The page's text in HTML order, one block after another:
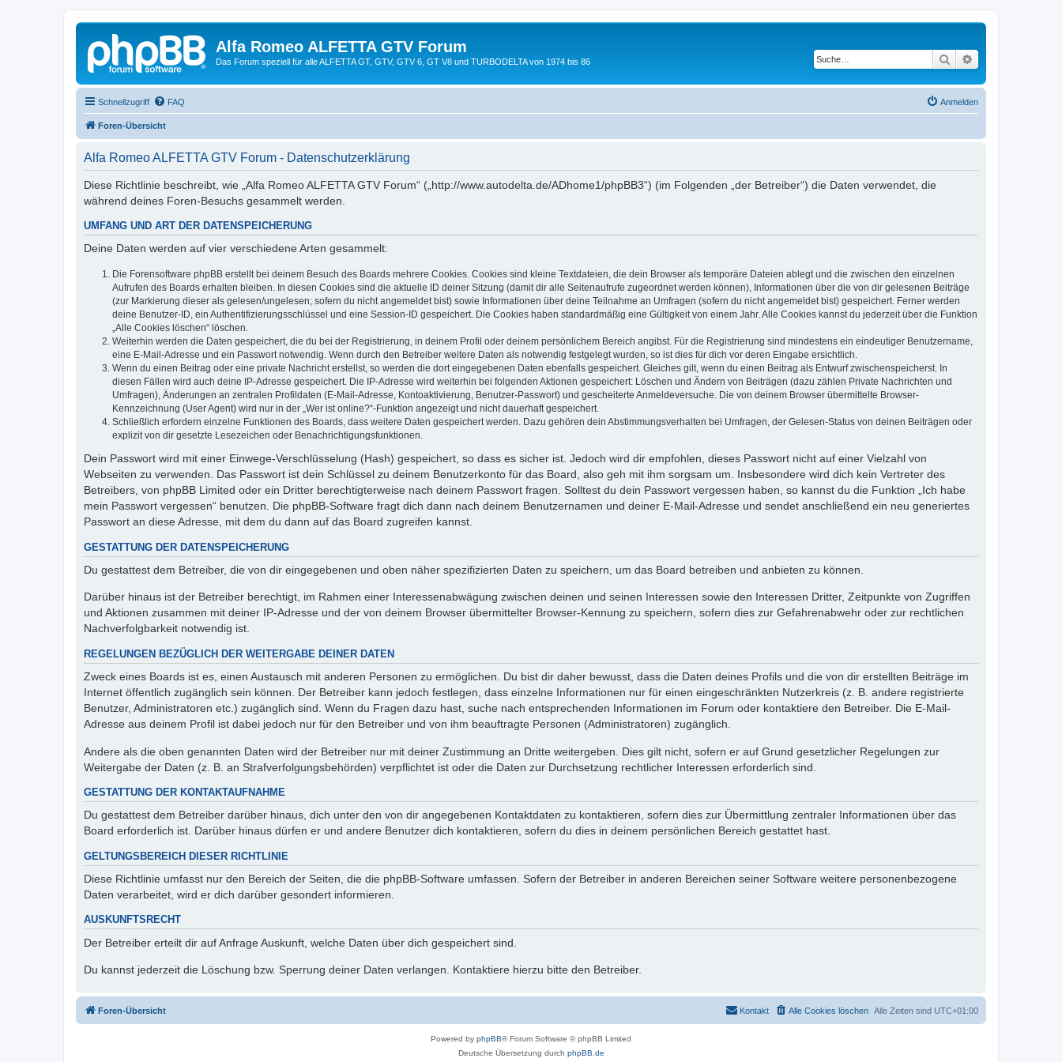
Alfa Romeo ALFETTA GTV Forum
Das Forum speziell für alle ALFETTA GT, GTV, GTV 6, GT V8 und TURBODELTA von 1974 bis 86 Suche
Schnellzugriff FAQ Anmelden
Foren-Übersicht
Alfa Romeo ALFETTA GTV Forum - Datenschutzerklärung
Diese Richtlinie beschreibt, wie „Alfa Romeo ALFETTA GTV Forum“ („http://www.autodelta.de/ADhome1/phpBB3“) (im Folgenden „der Betreiber“) die Daten verwendet, die
während deines Foren-Besuchs gesammelt werden.
UMFANG UND ART DER DATENSPEICHERUNG
Deine Daten werden auf vier verschiedene Arten gesammelt:
Die Forensoftware phpBB erstellt bei deinem Besuch des Boards mehrere Cookies. Cookies sind kleine Textdateien, die dein Browser als temporäre Dateien ablegt und die zwischen den einzelnen
Aufrufen des Boards erhalten bleiben. In diesen Cookies sind die aktuelle ID deiner Sitzung (damit dir alle Seitenaufrufe zugeordnet werden können), Informationen über die von dir gelesenen Beiträge
(zur Markierung dieser als gelesen/ungelesen; sofern du nicht angemeldet bist) sowie Informationen über deine Teilnahme an Umfragen (sofern du nicht angemeldet bist) gespeichert. Ferner werden
deine Benutzer-ID, ein Authentifizierungsschlüssel und eine Session-ID gespeichert. Die Cookies haben standardmäßig eine Gültigkeit von einem Jahr. Alle Cookies kannst du jederzeit über die Funktion
„Alle Cookies löschen“ löschen.
Weiterhin werden die Daten gespeichert, die du bei der Registrierung, in deinem Profil oder deinem persönlichem Bereich angibst. Für die Registrierung sind mindestens ein eindeutiger Benutzername,
eine E-Mail-Adresse und ein Passwort notwendig. Wenn durch den Betreiber weitere Daten als notwendig festgelegt wurden, so ist dies für dich vor deren Eingabe ersichtlich.
Wenn du einen Beitrag oder eine private Nachricht erstellst, so werden die dort eingegebenen Daten ebenfalls gespeichert. Gleiches gilt, wenn du einen Beitrag als Entwurf zwischenspeicherst. In
diesen Fällen wird auch deine IP-Adresse gespeichert. Die IP-Adresse wird weiterhin bei folgenden Aktionen gespeichert: Löschen und Ändern von Beiträgen (dazu zählen Private Nachrichten und
Umfragen), Änderungen an zentralen Profildaten (E-Mail-Adresse, Kontoaktivierung, Benutzer-Passwort) und gescheiterte Anmeldeversuche. Die von deinem Browser übermittelte Browser-
Kennzeichnung (User Agent) wird nur in der „Wer ist online?“-Funktion angezeigt und nicht dauerhaft gespeichert.
Schließlich erfordern einzelne Funktionen des Boards, dass weitere Daten gespeichert werden. Dazu gehören dein Abstimmungsverhalten bei Umfragen, der Gelesen-Status von deinen Beiträgen oder
explizit von dir gesetzte Lesezeichen oder Benachrichtigungsfunktionen.
Dein Passwort wird mit einer Einwege-Verschlüsselung (Hash) gespeichert, so dass es sicher ist. Jedoch wird dir empfohlen, dieses Passwort nicht auf einer Vielzahl von
Webseiten zu verwenden. Das Passwort ist dein Schlüssel zu deinem Benutzerkonto für das Board, also geh mit ihm sorgsam um. Insbesondere wird dich kein Vertreter des
Betreibers, von phpBB Limited oder ein Dritter berechtigterweise nach deinem Passwort fragen. Solltest du dein Passwort vergessen haben, so kannst du die Funktion „Ich habe
mein Passwort vergessen“ benutzen. Die phpBB-Software fragt dich dann nach deinem Benutzernamen und deiner E-Mail-Adresse und sendet anschließend ein neu generiertes
Passwort an diese Adresse, mit dem du dann auf das Board zugreifen kannst.
GESTATTUNG DER DATENSPEICHERUNG
Du gestattest dem Betreiber, die von dir eingegebenen und oben näher spezifizierten Daten zu speichern, um das Board betreiben und anbieten zu können.
Darüber hinaus ist der Betreiber berechtigt, im Rahmen einer Interessenabwägung zwischen deinen und seinen Interessen sowie den Interessen Dritter, Zeitpunkte von Zugriffen
und Aktionen zusammen mit deiner IP-Adresse und der von deinem Browser übermittelter Browser-Kennung zu speichern, sofern dies zur Gefahrenabwehr oder zur rechtlichen
Nachverfolgbarkeit notwendig ist.
REGELUNGEN BEZÜGLICH DER WEITERGABE DEINER DATEN
Zweck eines Boards ist es, einen Austausch mit anderen Personen zu ermöglichen. Du bist dir daher bewusst, dass die Daten deines Profils und die von dir erstellten Beiträge im
Internet öffentlich zugänglich sein können. Der Betreiber kann jedoch festlegen, dass einzelne Informationen nur für einen eingeschränkten Nutzerkreis (z. B. andere registrierte
Benutzer, Administratoren etc.) zugänglich sind. Wenn du Fragen dazu hast, suche nach entsprechenden Informationen im Forum oder kontaktiere den Betreiber. Die E-Mail-
Adresse aus deinem Profil ist dabei jedoch nur für den Betreiber und von ihm beauftragte Personen (Administratoren) zugänglich.
Andere als die oben genannten Daten wird der Betreiber nur mit deiner Zustimmung an Dritte weitergeben. Dies gilt nicht, sofern er auf Grund gesetzlicher Regelungen zur
Weitergabe der Daten (z. B. an Strafverfolgungsbehörden) verpflichtet ist oder die Daten zur Durchsetzung rechtlicher Interessen erforderlich sind.
GESTATTUNG DER KONTAKTAUFNAHME
Du gestattest dem Betreiber darüber hinaus, dich unter den von dir angegebenen Kontaktdaten zu kontaktieren, sofern dies zur Übermittlung zentraler Informationen über das
Board erforderlich ist. Darüber hinaus dürfen er und andere Benutzer dich kontaktieren, sofern du dies in deinem persönlichen Bereich gestattet hast.
GELTUNGSBEREICH DIESER RICHTLINIE
Diese Richtlinie umfasst nur den Bereich der Seiten, die die phpBB-Software umfassen. Sofern der Betreiber in anderen Bereichen seiner Software weitere personenbezogene
Daten verarbeitet, wird er dich darüber gesondert informieren.
AUSKUNFTSRECHT
Der Betreiber erteilt dir auf Anfrage Auskunft, welche Daten über dich gespeichert sind.
Du kannst jederzeit die Löschung bzw. Sperrung deiner Daten verlangen. Kontaktiere hierzu bitte den Betreiber.
Foren-Übersicht Alle Zeiten sind UTC+01:00
Alle Cookies löschen
Kontakt
Powered by phpBB® Forum Software © phpBB Limited
Deutsche Übersetzung durch phpBB.de